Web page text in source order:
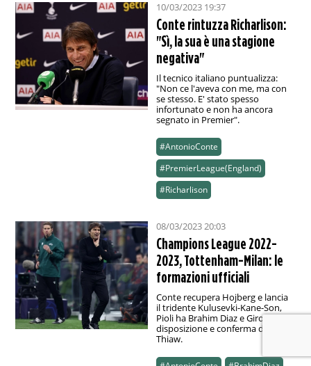
10/03/2023 19:37
Conte rintuzza Richarlison:
"Sì, la sua è una stagione
negativa"
Il tecnico italiano puntualizza:
"Non ce l'aveva con me, ma con
se stesso. E' stato spesso
infortunato e non ha ancora
segnato in Premier".
#AntonioConte
#PremierLeague(England)
#Richarlison
08/03/2023 20:03
Champions League 2022-
2023, Tottenham-Milan: le
formazioni ufficiali
Conte recupera Hojberg e lancia
il tridente Kulusevki-Kane-Son,
Pioli ha Brahim Diaz e Giroud a
disposizione e conferma dietro
Thiaw.